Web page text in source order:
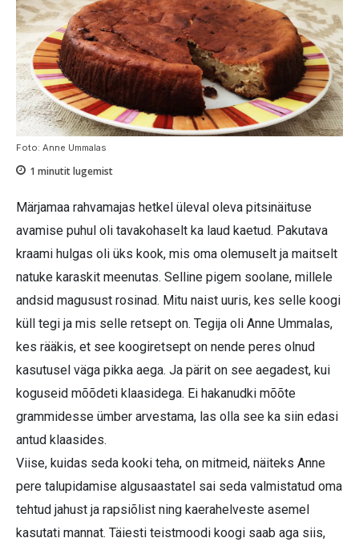
Foto: Anne Ummalas
1 minutit lugemist
Märjamaa rahvamajas hetkel üleval oleva pitsinäituse
avamise puhul oli tavakohaselt ka laud kaetud. Pakutava
kraami hulgas oli üks kook, mis oma olemuselt ja maitselt
natuke karaskit meenutas. Selline pigem soolane, millele
andsid magusust rosinad. Mitu naist uuris, kes selle koogi
küll tegi ja mis selle retsept on. Tegija oli Anne Ummalas,
kes rääkis, et see koogiretsept on nende peres olnud
kasutusel väga pikka aega. Ja pärit on see aegadest, kui
koguseid mõõdeti klaasidega. Ei hakanudki mõõte
grammidesse ümber arvestama, las olla see ka siin edasi
antud klaasides.
Viise, kuidas seda kooki teha, on mitmeid, näiteks Anne
pere talupidamise algusaastatel sai seda valmistatud oma
tehtud jahust ja rapsiõlist ning kaerahelveste asemel
kasutati mannat. Täiesti teistmoodi koogi saab aga siis,